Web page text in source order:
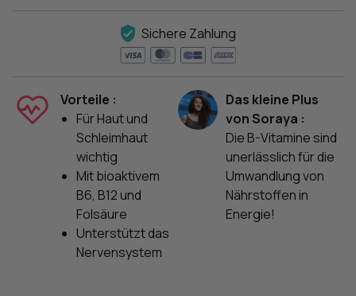
Sichere Zahlung
Vorteile :
Für Haut und
Schleimhaut
wichtig
Mit bioaktivem
B6, B12 und
Folsäure
Unterstützt das
Nervensystem
Das kleine Plus
von Soraya :
Die B-Vitamine sind
unerlässlich für die
Umwandlung von
Nährstoffen in
Energie!